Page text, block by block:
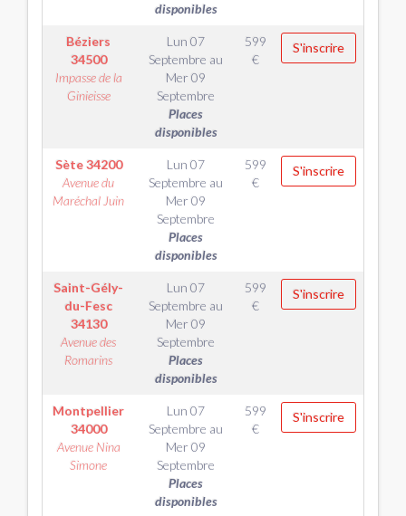
disponibles
Béziers
34500
Impasse de la
Ginieisse
Lun 07
Septembre au
Mer 09
Septembre
Places
disponibles
599
€
S'inscrire
Sète34200
Avenue du
Maréchal Juin
Lun 07
Septembre au
Mer 09
Septembre
Places
disponibles
599
€
S'inscrire
Saint-Gély-
du-Fesc
34130
Avenue des
Romarins
Lun 07
Septembre au
Mer 09
Septembre
Places
disponibles
599
€
S'inscrire
Montpellier
34000
Avenue Nina
Simone
Lun 07
Septembre au
Mer 09
Septembre
Places
disponibles
599
€
S'inscrire